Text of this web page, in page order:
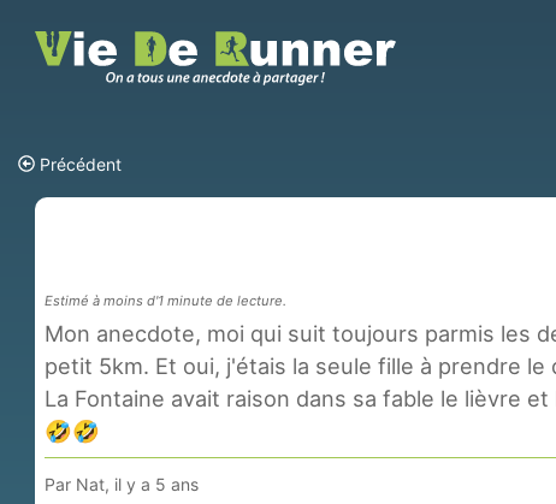
Précédent
Estimé à moins d'1 minute de lecture.
Mon anecdote, moi qui suit toujours parmis les
petit 5km. Et oui, j'étais la seule fille à prendre
La Fontaine avait raison dans sa fable le lièvre et
🤣🤣
Par Nat, il y a 5 ans